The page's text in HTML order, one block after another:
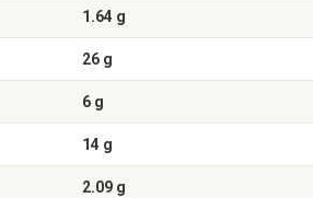
1.64 g
26 g
6 g
14 g
2.09 g